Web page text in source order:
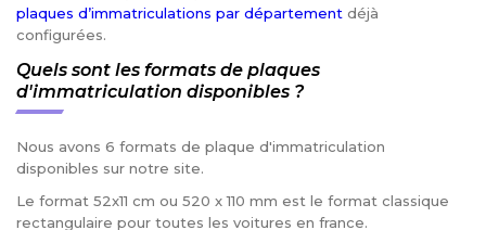
plaques d’immatriculations par département déjà
configurées.
Quels sont les formats de plaques
d'immatriculation disponibles ?
Nous avons 6 formats de plaque d'immatriculation
disponibles sur notre site.
Le format 52x11 cm ou 520 x 110 mm est le format classique
rectangulaire pour toutes les voitures en france.